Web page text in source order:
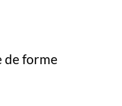
de forme